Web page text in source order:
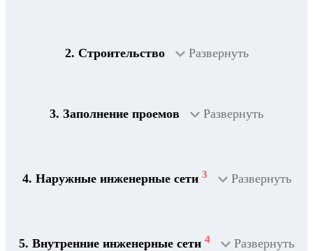
2. Строительство Развернуть
3. Заполнение проемов Развернуть
4. Наружные инженерные сети 3 Развернуть
5. Внутренние инженерные сети 4 Развернуть